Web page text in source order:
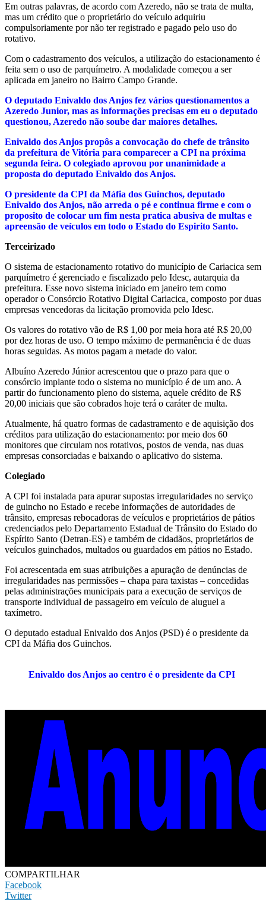
Em outras palavras, de acordo com Azeredo, não se trata de multa,
mas um crédito que o proprietário do veículo adquiriu
compulsoriamente por não ter registrado e pagado pelo uso do
rotativo.
Com o cadastramento dos veículos, a utilização do estacionamento é
feita sem o uso de parquímetro. A modalidade começou a ser
aplicada em janeiro no Bairro Campo Grande.
O deputado Enivaldo dos Anjos fez vários questionamentos a
Azeredo Junior, mas as informações precisas em eu o deputado
questionou, Azeredo não soube dar maiores detalhes.
Enivaldo dos Anjos propôs a convocação do chefe de trânsito
da prefeitura de Vitória para comparecer a CPI na próxima
segunda feira. O colegiado aprovou por unanimidade a
proposta do deputado Enivaldo dos Anjos.
O presidente da CPI da Máfia dos Guinchos, deputado
Enivaldo dos Anjos, não arreda o pé e continua firme e com o
proposito de colocar um fim nesta pratica abusiva de multas e
apreensão de veículos em todo o Estado do Espirito Santo.
Terceirizado
O sistema de estacionamento rotativo do município de Cariacica sem
parquímetro é gerenciado e fiscalizado pelo Idesc, autarquia da
prefeitura. Esse novo sistema iniciado em janeiro tem como
operador o Consórcio Rotativo Digital Cariacica, composto por duas
empresas vencedoras da licitação promovida pelo Idesc.
Os valores do rotativo vão de R$ 1,00 por meia hora até R$ 20,00
por dez horas de uso. O tempo máximo de permanência é de duas
horas seguidas. As motos pagam a metade do valor.
Albuíno Azeredo Júnior acrescentou que o prazo para que o
consórcio implante todo o sistema no município é de um ano. A
partir do funcionamento pleno do sistema, aquele crédito de R$
20,00 iniciais que são cobrados hoje terá o caráter de multa.
Atualmente, há quatro formas de cadastramento e de aquisição dos
créditos para utilização do estacionamento: por meio dos 60
monitores que circulam nos rotativos, postos de venda, nas duas
empresas consorciadas e baixando o aplicativo do sistema.
Colegiado
A CPI foi instalada para apurar supostas irregularidades no serviço
de guincho no Estado e recebe informações de autoridades de
trânsito, empresas rebocadoras de veículos e proprietários de pátios
credenciados pelo Departamento Estadual de Trânsito do Estado do
Espírito Santo (Detran-ES) e também de cidadãos, proprietários de
veículos guinchados, multados ou guardados em pátios no Estado.
Foi acrescentada em suas atribuições a apuração de denúncias de
irregularidades nas permissões – chapa para taxistas – concedidas
pelas administrações municipais para a execução de serviços de
transporte individual de passageiro em veículo de aluguel a
taxímetro.
O deputado estadual Enivaldo dos Anjos (PSD) é o presidente da
CPI da Máfia dos Guinchos.
Enivaldo dos Anjos ao centro é o presidente da CPI
COMPARTILHAR
Facebook
Twitter